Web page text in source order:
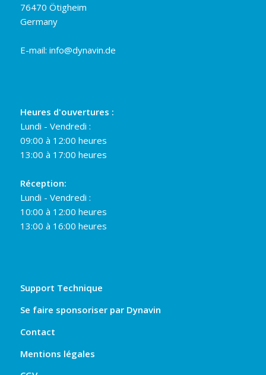
76470 Ötigheim
Germany
E-mail: info@dynavin.de
Heures d'ouvertures :
Lundi - Vendredi :
09:00 à 12:00 heures
13:00 à 17:00 heures
Réception:
Lundi - Vendredi :
10:00 à 12:00 heures
13:00 à 16:00 heures
Support Technique
Se faire sponsoriser par Dynavin
Contact
Mentions légales